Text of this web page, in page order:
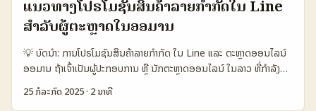
ແລນກຳລັງພັດທະນາແລະເປັນແພລຟອມທີ່ມີຄວາມສາມາດສ້າງຄວາມສຳພັນລະ
ຫວ່າງແບຣນດແລະຜູ້ໃຊ້ທ້ອງຖິ່ນໂດຍການຂໍເນື້ອຫາຜ່ານການສື່ສານທີ່ມີ
ປະສິດທິພາບ. ສ້າງຄວາມເຂົ້າໃຈໃນການສ້າງຄວາມສົນໃຈແລະສາມາດເປັນຕົວ
ເລືອກທີ່ດີສໍາລັບແບຣນດລາວທີ່ຕ້ອງການເຂົ້າຮ່ວມໃນຕະຫຼາດອອນໄລນໃນໄອຣ
ແລນ. 😎 MaTitie SHOW TIME ສະບາຍດີ, ຂ້ອຍແມ່ນ MaTitie — ຜູ້
ຂຽນເນື້ອຫາທີ່ມີປະສົບການ ແລະມັກຊອກຫາຂໍ້ມູນດີໆ ສໍາລັບແບຣນດໃນລາວ.
ໃນຍຸກນີ້ການເຂົ້າເຖິງແພລຟອມຕ່າງໆ ເຊັ່ນ vkontakte ໃນລາວ ແລະໄອຣແລນ
ຊື່ສຽງໃນການກວດສອບຄວາມຄິດຢ່າງຈິງແລະມີການປະສົມຜົນຜູ້ໃຊ້ທີ່ສູງ ເຮັດໃຫ້
ມັນເປັນບ່ອນທີ່ດີໃຫ້ແບຣນດສາມາດສົ່ງຂໍ້ຄວາມ ແລະ PR package ພິເສດ
ຈະຕ້ອງຄວາມລະມັດລະວັງໃນການສົ່ງ PR package ປະເພດນີ້ຜ່ານ Reddit
ໂດຍເພາະວ່າ Reddit ເປັນແພດຟອມທີ່ຜູ້ໃຊ້ມີຄວາມຄິດຮ່ວມມືສູງ ແຕ່ກໍມີການ
ກວດສອບຂໍ້ມູນຢ່າງເຂັ້ມງວດກ່ອນທີ່ຈະເຜີຍແຜ່. 📊 ຕູ້ຕາຕົວຢ່າງ: ການຮູ້ຈັກ
ແນວທາງໂປຣໂມຊັນສິນຄ້າລາຍກຳກັດໃນ Line
ສຳລັບຜູ້ຕະຫຼາດໃນອອມານ
💡 ບົດນຳ: ການໂປຣໂມຊັນສິນຄ້າລາຍກຳກັດ ໃນ Line ແລະ ຕະຫຼາດອອນໄລນ໌
ອອມານ ຖ້າເຈົ້າເປັນຜູ້ປະກອບການ ຫຼື ນັກຕະຫຼາດອອນໄລນ໌ ໃນລາວ ທີ່ກຳລັງ
ສົນໃຈຫາວິທີເພີ່ມການຕິດຕໍ່ແລະຂາຍສິນຄ້າລາຍກຳກັດຜ່ານແພດຟອມອອນໄລນ໌
ຢ່າງ Line ໃນຕະຫຼາດອອມານ ບົດນີ້ຈະເຮັດໃຫ້ເຈົ້າເຂົ້າໃຈຄວາມເປັນໄປໄດ້ ແລະ
25 ກໍລະກົດ 2025· 2 ນາທີ